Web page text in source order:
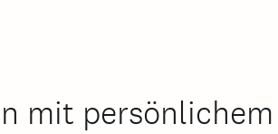
mit